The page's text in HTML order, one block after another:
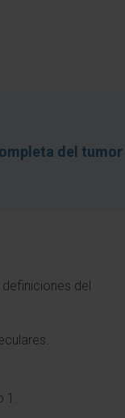
del tumor
del
1.